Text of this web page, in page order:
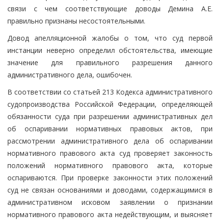
связи с чем соответствующие доводы Демина А.Е.
правильно признаны несостоятельными.
Довод апелляционной жалобы о том, что суд первой
инстанции неверно определил обстоятельства, имеющие
значение для правильного разрешения данного
административного дела, ошибочен.
В соответствии со статьей 213 Кодекса административного
судопроизводства Российской Федерации, определяющей
обязанности суда при разрешении административных дел
об оспаривании нормативных правовых актов, при
рассмотрении административного дела об оспаривании
нормативного правового акта суд проверяет законность
положений нормативного правового акта, которые
оспариваются. При проверке законности этих положений
суд не связан основаниями и доводами, содержащимися в
административном исковом заявлении о признании
нормативного правового акта недействующим, и выясняет